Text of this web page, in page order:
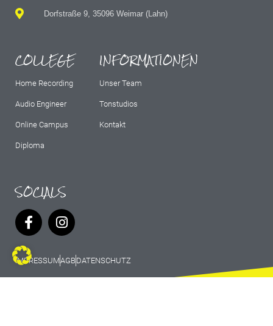
Dorfstraße 9, 35096 Weimar (Lahn)
COLLEGE
Home Recording
Audio Engineer
Online Campus
Diploma
INFORMATIONEN
Unser Team
Tonstudios
Kontakt
SOCIALS
IMPRESSUMAGBDATENSCHUTZ